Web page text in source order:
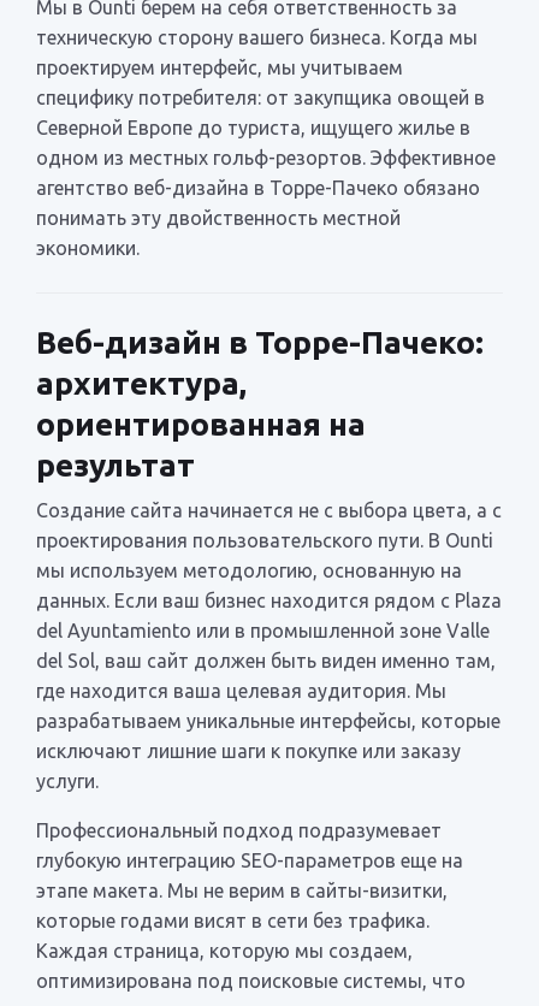
Мы в Ounti берем на себя ответственность за
техническую сторону вашего бизнеса. Когда мы
проектируем интерфейс, мы учитываем
специфику потребителя: от закупщика овощей в
Северной Европе до туриста, ищущего жилье в
одном из местных гольф-резортов. Эффективное
агентство веб-дизайна в Торре-Пачеко обязано
понимать эту двойственность местной
экономики.
Веб-дизайн в Торре-Пачеко:
архитектура,
ориентированная на
результат
Создание сайта начинается не с выбора цвета, а с
проектирования пользовательского пути. В Ounti
мы используем методологию, основанную на
данных. Если ваш бизнес находится рядом с Plaza
del Ayuntamiento или в промышленной зоне Valle
del Sol, ваш сайт должен быть виден именно там,
где находится ваша целевая аудитория. Мы
разрабатываем уникальные интерфейсы, которые
исключают лишние шаги к покупке или заказу
услуги.
Профессиональный подход подразумевает
глубокую интеграцию SEO-параметров еще на
этапе макета. Мы не верим в сайты-визитки,
которые годами висят в сети без трафика.
Каждая страница, которую мы создаем,
оптимизирована под поисковые системы, что